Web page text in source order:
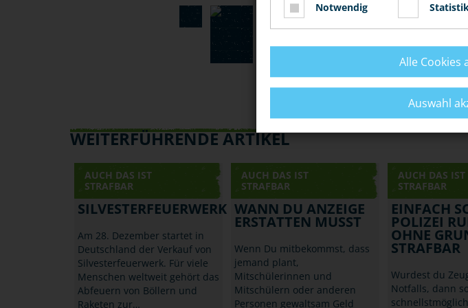
WEITERFÜHRENDE ARTIKEL
AUCH DAS IST
STRAFBAR
SILVESTERFEUERWERK
Am 28. Dezember startet in
Deutschland der Verkauf von
Silvesterfeuerwerk. Für viele
Menschen weltweit gehört das
Abfeuern von Böllern und
Raketen zur…
AUCH DAS IST
STRAFBAR
WANN DU ANZEIGE
ERSTATTEN MUSST
Wenn Du mitbekommst, dass
jemand plant,
Mitschülerinnen und
Mitschülern oder anderen
Personen gewaltsam Geld
AUCH DAS IST
STRAFBAR
EINFACH
POLIZEI
OHNE
STRAFBAR
Wurdest du
Notfalls, dann
Notwendig
Alle Cookies
Auswahl